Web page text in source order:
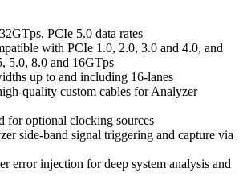
PCIe 5.0 data rates
with PCIe 1.0, 2.0, 3.0 and 4.0, and
5.0, 8.0 and 16GTps
up to and including 16-lanes
quality custom cables for Analyzer
for optional clocking sources
side-band signal triggering and capture via
error injection for deep system analysis and